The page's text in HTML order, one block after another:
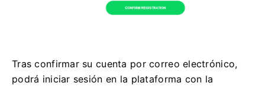
Tras confirmar su cuenta por correo electrónico,
podrá iniciar sesión en la plataforma con la